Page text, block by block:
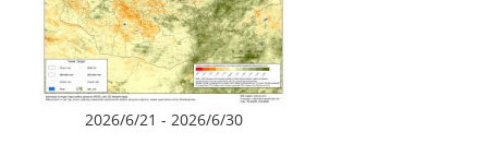
2026/6/21 - 2026/6/30